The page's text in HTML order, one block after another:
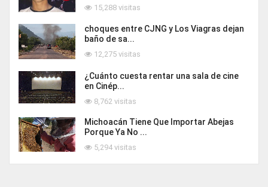
15,288 visitas
choques entre CJNG y Los Viagras dejan
baño de sa...
12,275 visitas
¿Cuánto cuesta rentar una sala de cine
en Cinép...
8,762 visitas
Michoacán Tiene Que Importar Abejas
Porque Ya No ...
5,294 visitas